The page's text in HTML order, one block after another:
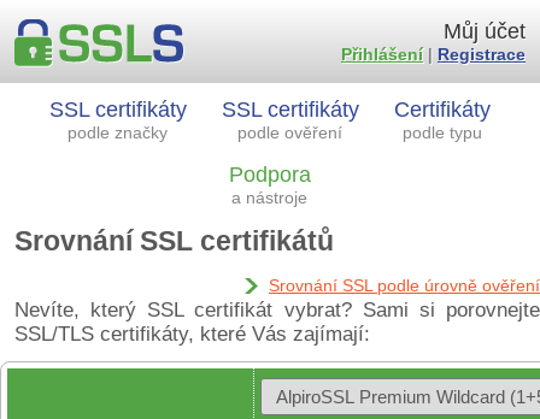
SSL certifikáty
podle značky
SSL certifikáty
podle ověření
Certifikáty
podle typu
Podpora
a nástroje
Můj účet
Přihlášení| Registrace
Srovnání SSL certifikátů
Srovnání SSL podle úrovně ověření
Nevíte, který SSL certifikát vybrat? Sami si porovnejte
SSL/TLS certifikáty, které Vás zajímají: